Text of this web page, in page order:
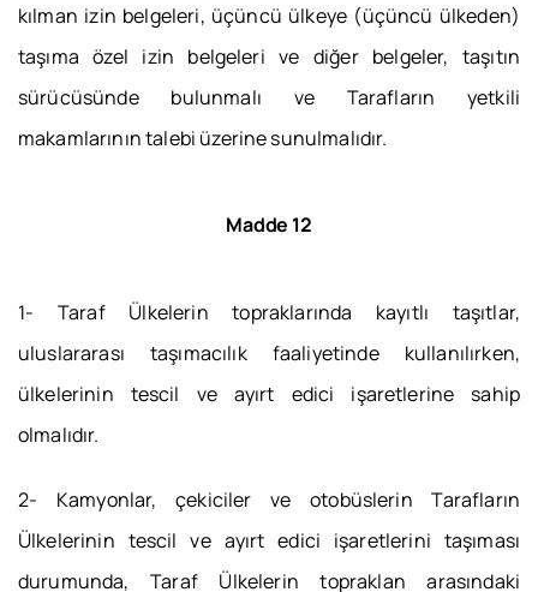
kılman izin belgeleri, üçüncü ülkeye (üçüncü ülkeden)
taşıma özel izin belgeleri ve diğer belgeler, taşıtın
sürücüsünde bulunmalı ve Tarafların yetkili
makamlarının talebi üzerine sunulmalıdır.
Madde 12
1- Taraf Ülkelerin topraklarında kayıtlı taşıtlar,
uluslararası taşımacılık faaliyetinde kullanılırken,
ülkelerinin tescil ve ayırt edici işaretlerine sahip
olmalıdır.
2- Kamyonlar, çekiciler ve otobüslerin Tarafların
Ülkelerinin tescil ve ayırt edici işaretlerini taşıması
durumunda, Taraf Ülkelerin topraklan arasındaki